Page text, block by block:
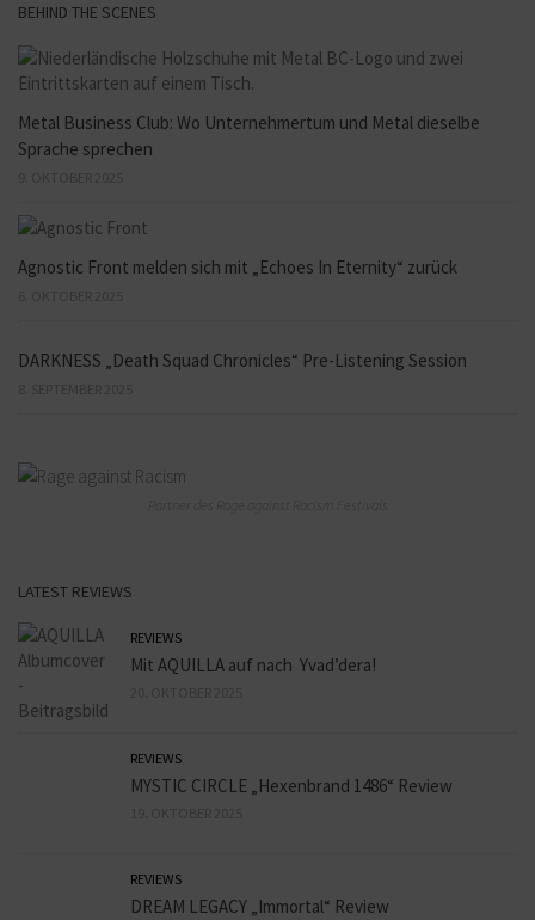
BEHIND THE SCENES
Metal Business Club: Wo Unternehmertum und Metal dieselbe
Sprache sprechen
Agnostic Front melden sich mit „Echoes In Eternity“ zurück
DARKNESS „Death Squad Chronicles“ Pre-Listening Session
LATEST REVIEWS
REVIEWS
Mit AQUILLA auf nach Yvad’dera!
REVIEWS
MYSTIC CIRCLE „Hexenbrand 1486“ Review
REVIEWS
DREAM LEGACY „Immortal“ Review